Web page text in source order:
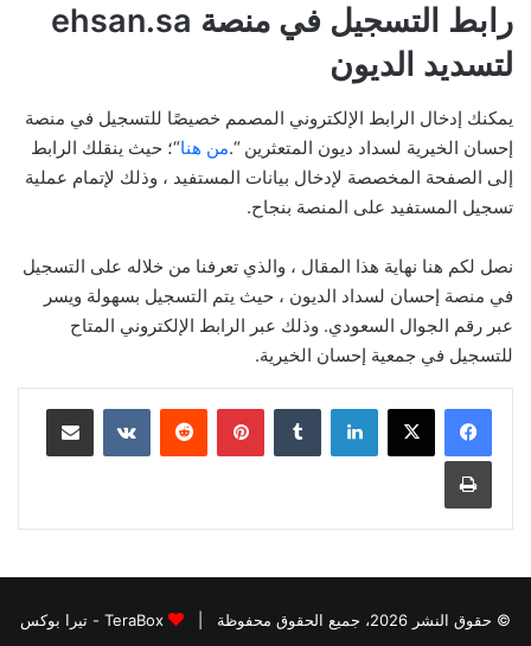
رابط التسجيل في منصة ehsan.sa
لتسديد الديون
يمكنك إدخال الرابط الإلكتروني المصمم خصيصًا للتسجيل في منصة
إحسان الخيرية لسداد ديون المتعثرين “.من هنا“؛ حيث ينقلك الرابط
إلى الصفحة المخصصة لإدخال بيانات المستفيد ، وذلك لإتمام عملية
تسجيل المستفيد على المنصة بنجاح.
نصل لكم هنا نهاية هذا المقال ، والذي تعرفنا من خلاله على التسجيل
في منصة إحسان لسداد الديون ، حيث يتم التسجيل بسهولة ويسر
عبر رقم الجوال السعودي. وذلك عبر الرابط الإلكتروني المتاح
للتسجيل في جمعية إحسان الخيرية.
لينكدإن بينتيريست مشاركة عبر البريد
طباعة
© حقوق النشر 2026، جميع الحقوق محفوظة | TeraBox - تيرا بوكس